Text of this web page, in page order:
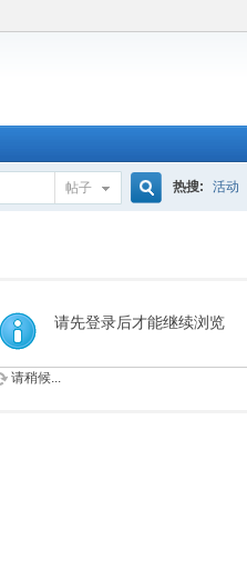
帖子
索
热搜: 活动
请先登录后才能继续浏览
请稍候...